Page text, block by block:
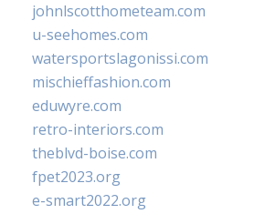
johnlscotthometeam.com
u-seehomes.com
watersportslagonissi.com
mischieffashion.com
eduwyre.com
retro-interiors.com
theblvd-boise.com
fpet2023.org
e-smart2022.org